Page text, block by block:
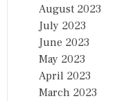
August 2023
July 2023
June 2023
May 2023
April 2023
March 2023